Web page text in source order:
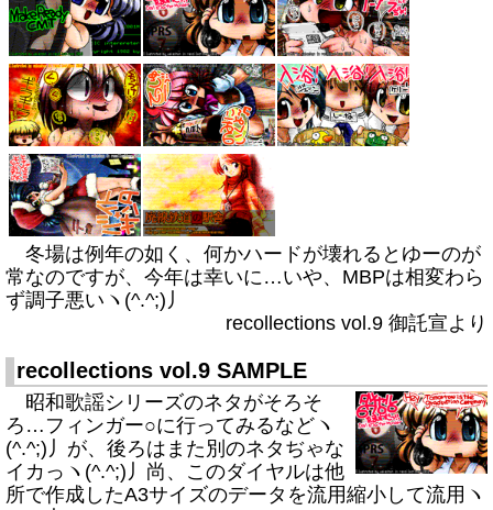
冬場は例年の如く、何かハードが壊れるとゆーのが
常なのですが、今年は幸いに…いや、MBPは相変わら
ず調子悪いヽ(^.^;)丿
recollections vol.9 御託宣より
recollections vol.9 SAMPLE
昭和歌謡シリーズのネタがそろそ
ろ…フィンガー○に行ってみるなどヽ
(^.^;)丿が、後ろはまた別のネタぢゃな
イカっヽ(^.^;)丿尚、このダイヤルは他
所で作成したA3サイズのデータを流用縮小して流用ヽ